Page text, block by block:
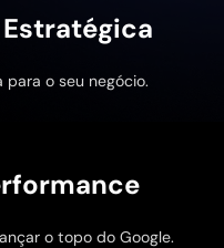
o seu negócio.
o topo do Google.